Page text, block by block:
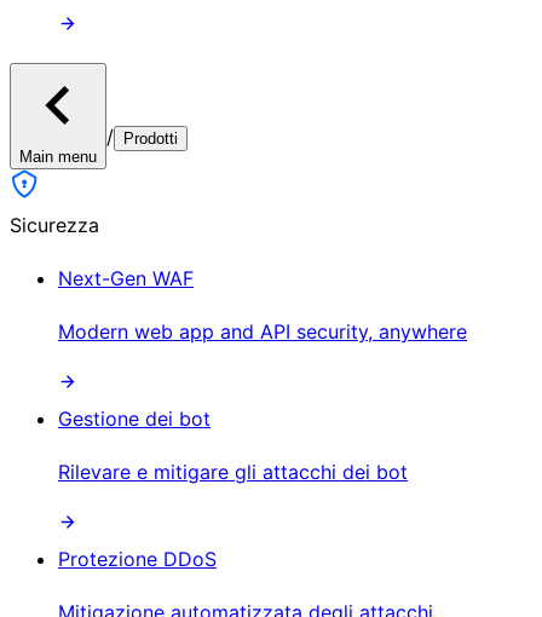
Main menu
/ Prodotti
Sicurezza
Next-Gen WAF
Modern web app and API security, anywhere
Gestione dei bot
Rilevare e mitigare gli attacchi dei bot
Protezione DDoS
Mitigazione automatizzata degli attacchi